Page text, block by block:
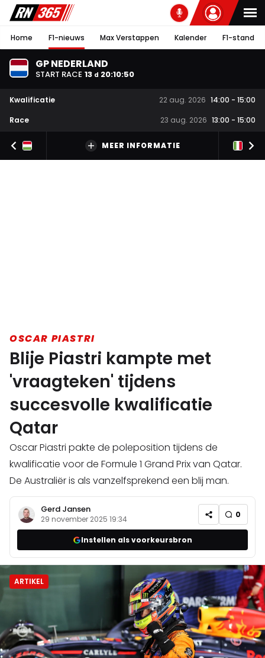
Home F1-nieuws Max Verstappen Kalender F1-stand
GP NEDERLAND
START RACE 13 d 20:10:50
Kwalificatie 22 aug. 2026 14:00 - 15:00
Race
23 aug. 2026 13:00 - 15:00
MEER INFORMATIE
OSCAR PIASTRI
Blije Piastri kampte met
'vraagteken' tijdens
succesvolle kwalificatie
Qatar
Oscar Piastri pakte de poleposition tijdens de
kwalificatie voor de Formule 1 Grand Prix van Qatar.
De Australiër is als vanzelfsprekend een blij man.
Gerd Jansen
29 november 2025 19:34 0
Instellen als voorkeursbron
ARTIKEL